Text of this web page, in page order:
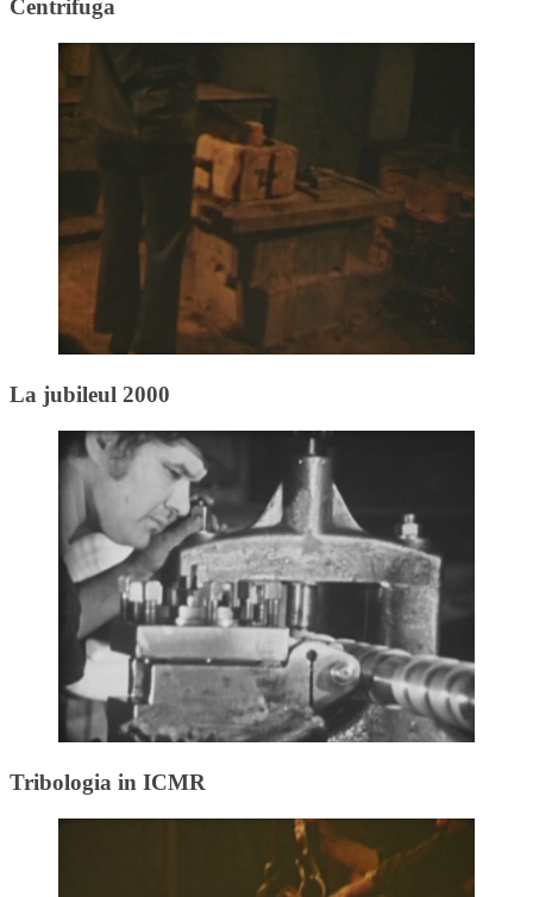
Centrifuga
La jubileul 2000
Tribologia in ICMR